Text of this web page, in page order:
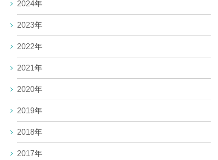
2024年
2023年
2022年
2021年
2020年
2019年
2018年
2017年